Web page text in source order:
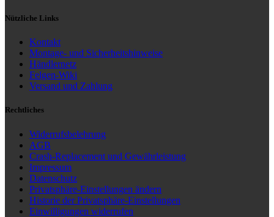
Nützliche Links
Kontakt
Montage- und Sicherheitshinweise
Händlernetz
Felgen-Wiki
Versand und Zahlung
Rechtliches
Widerrufsbelehrung
AGB
Crash-Replacement und Gewährleistung
Impressum
Datenschutz
Privatsphäre-Einstellungen ändern
Historie der Privatsphäre-Einstellungen
Einwilligungen widerrufen